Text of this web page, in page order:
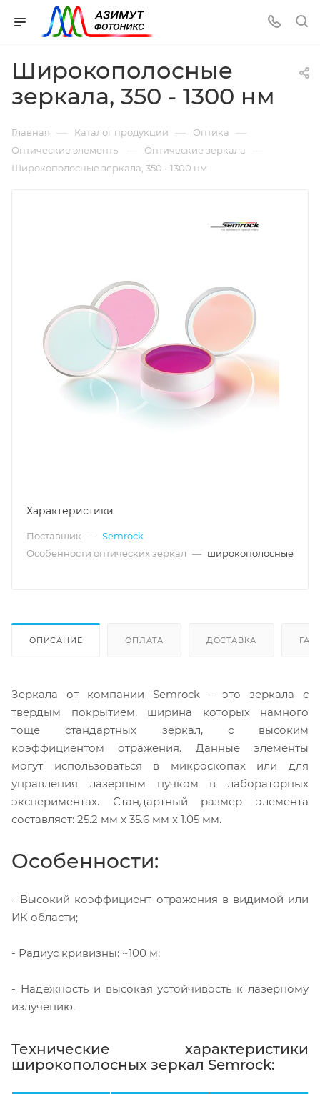
Широкополосные
зеркала, 350 - 1300 нм
Главная — Каталог продукции — Оптика —
Оптические элементы — Оптические зеркала —
Широкополосные зеркала, 350 - 1300 нм
Характеристики
Поставщик — Semrock
Особенности оптических зеркал — широкополосные
ОПИСАНИЕ ОПЛАТА ДОСТАВКА
Зеркала от компании Semrock – это зеркала с
твердым покрытием, ширина которых намного
тоще стандартных зеркал, с высоким
коэффициентом отражения. Данные элементы
могут использоваться в микроскопах или для
управления лазерным пучком в лабораторных
экспериментах. Стандартный размер элемента
составляет: 25.2 мм x 35.6 мм x 1.05 мм.
Особенности:
- Высокий коэффициент отражения в видимой или
ИК области;
- Радиус кривизны: ~100 м;
- Надежность и высокая устойчивость к лазерному
излучению.
Технические характеристики
широкополосных зеркал Semrock: